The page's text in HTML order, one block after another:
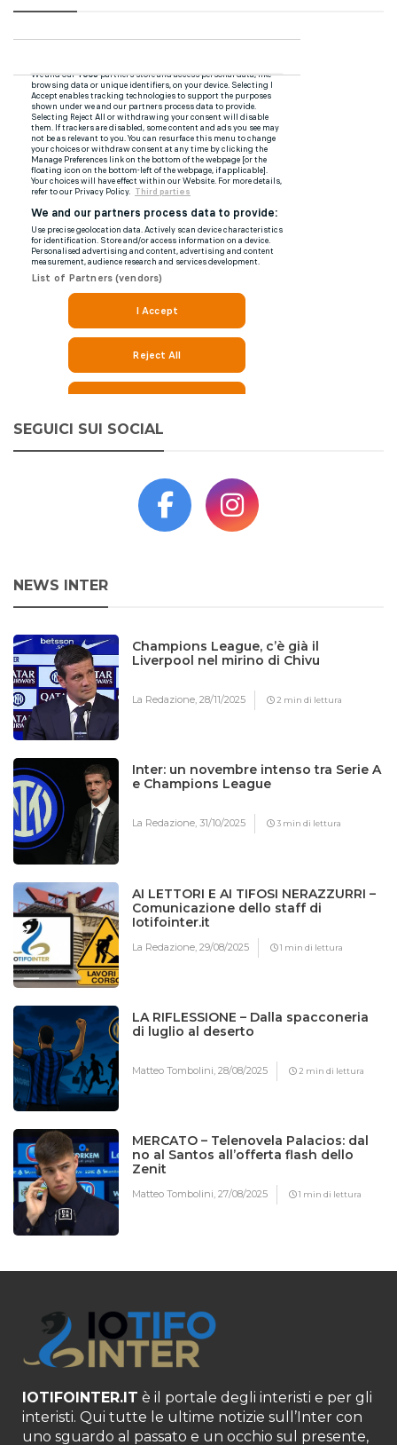
SEGUICI SUI SOCIAL
NEWS INTER
Champions League, c’è già il
Liverpool nel mirino di Chivu
La Redazione,28/11/2025 2 min di lettura
Inter: un novembre intenso tra Serie A
e Champions League
La Redazione,31/10/2025 3 min di lettura
AI LETTORI E AI TIFOSI NERAZZURRI –
Comunicazione dello staff di
Iotifointer.it
La Redazione,29/08/2025 1 min di lettura
LA RIFLESSIONE – Dalla spacconeria
di luglio al deserto
Matteo Tombolini,28/08/2025 2 min di lettura
MERCATO – Telenovela Palacios: dal
no al Santos all’offerta flash dello
Zenit
Matteo Tombolini,27/08/2025 1 min di lettura
IOTIFOINTER.IT è il portale degli interisti e per gli
interisti. Qui tutte le ultime notizie sull’Inter con
uno sguardo al passato e un occhio sul presente,